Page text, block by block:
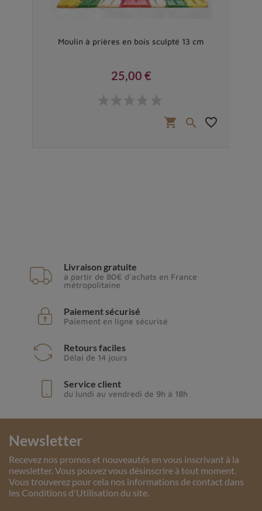
Moulin à prières en bois sculpté 13 cm
25,00 €
shopping_cart  favorite_border
Livraison gratuite
à partir de 80€ d'achats en France
métropolitaine
Paiement sécurisé
Paiement en ligne sécurisé
Retours faciles
Délai de 14 jours
Service client
du lundi au vendredi de 9h à 18h
Newsletter
Recevez nos promos et nouveautés en vous inscrivant à la
newsletter. Vous pouvez vous désinscrire à tout moment.
Vous trouverez pour cela nos informations de contact dans
les Conditions d'Utilisation du site.